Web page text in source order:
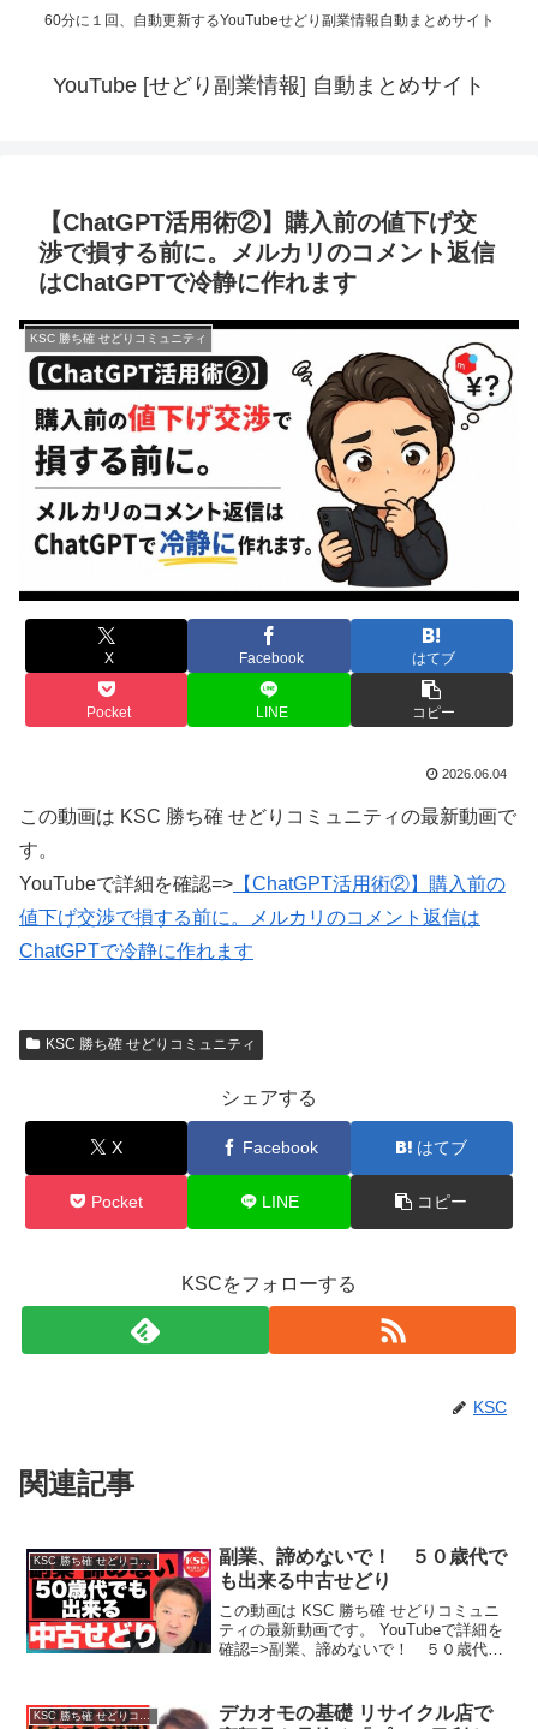
60分に１回、自動更新するYouTubeせどり副業情報自動まとめサイト
YouTube [せどり副業情報] 自動まとめサイト
【ChatGPT活用術②】購入前の値下げ交
渉で損する前に。メルカリのコメント返信
はChatGPTで冷静に作れます
KSC 勝ち確 せどりコミュニティ
X Facebook はてブ
Pocket LINE コピー
2026.06.04
この動画は KSC 勝ち確 せどりコミュニティの最新動画で
す。
YouTubeで詳細を確認=> 【ChatGPT活用術②】購入前の
値下げ交渉で損する前に。メルカリのコメント返信は
ChatGPTで冷静に作れます
KSC 勝ち確 せどりコミュニティ
シェアする
X Facebook はてブ
Pocket LINE コピー
KSCをフォローする
KSC
関連記事
KSC 勝ち確 せどりコミュニティ
副業、諦めないで！ ５０歳代で
も出来る中古せどり
この動画は KSC 勝ち確 せどりコミュニ
ティの最新動画です。 YouTubeで詳細を
確認=>副業、諦めないで！ ５０歳代で
デカオモの基礎 リサイクル店で